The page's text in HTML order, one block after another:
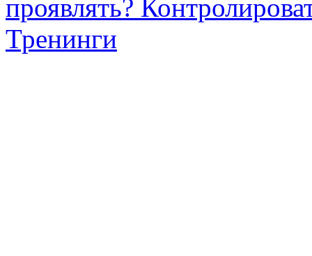
проявлять?
Тренинги